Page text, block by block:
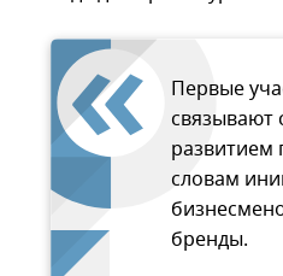
Первые
связывают
развитием
словам
бренды.